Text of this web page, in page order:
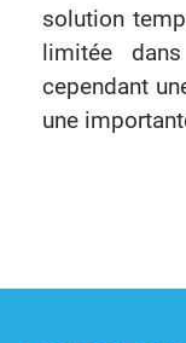
solution
limitée
cependant
une